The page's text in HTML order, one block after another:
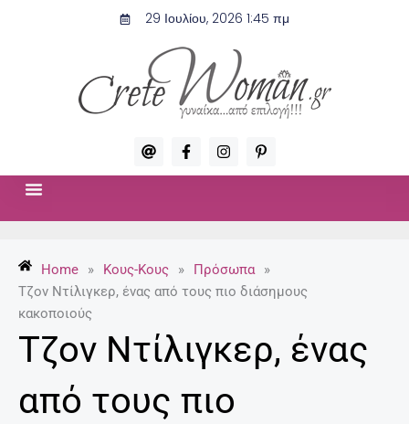
29 Ιουλίου, 2026 1:45 πμ
A
t
F
a
c
I
n
s
P
i
n
p
Home » Κους-Κους » Πρόσωπα
»
Τζον Ντίλιγκερ, ένας από τους πιο διάσημους
κακοποιούς
Τζον Ντίλιγκερ, ένας
από τους πιο